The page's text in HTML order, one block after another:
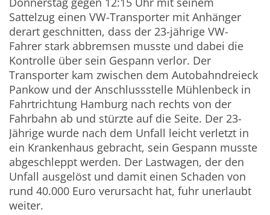
Sattelzug einen VW-Transporter mit Anhänger
derart geschnitten, dass der 23-jährige VW-
Fahrer stark abbremsen musste und dabei die
Kontrolle über sein Gespann verlor. Der
Transporter kam zwischen dem Autobahndreieck
Pankow und der Anschlussstelle Mühlenbeck in
Fahrtrichtung Hamburg nach rechts von der
Fahrbahn ab und stürzte auf die Seite. Der 23-
Jährige wurde nach dem Unfall leicht verletzt in
ein Krankenhaus gebracht, sein Gespann musste
abgeschleppt werden. Der Lastwagen, der den
Unfall ausgelöst und damit einen Schaden von
rund 40.000 Euro verursacht hat, fuhr unerlaubt
weiter.